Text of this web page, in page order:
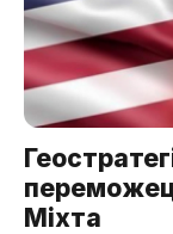
Міхта